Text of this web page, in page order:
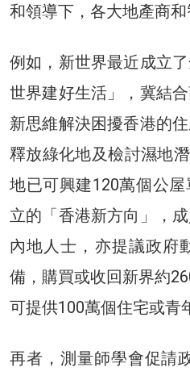
和領導下，各大地產商和
例如，新世界最近成立
世界建好生活」，冀結
新思維解決困擾香港的
釋放綠化地及檢討濕地
地已可興建120萬個公
立的「香港新方向」，
內地人士，亦提議政府
備，購買或收回新界約
可提供100萬個住宅或青
再者，測量師學會促請